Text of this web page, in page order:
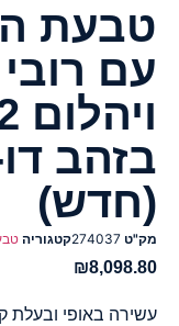
טבעת
(חדש)
מק"ט 274037קטגוריה
₪8,098.80
עשירה באופי